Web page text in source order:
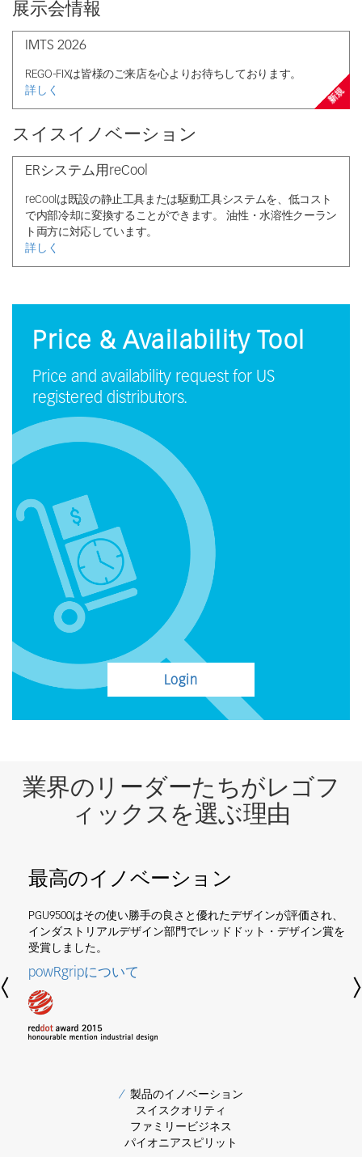
展示会情報
IMTS 2026
REGO-FIXは皆様のご来店を心よりお待ちしております。
詳しく
新規
スイスイノベーション
ERシステム用reCool
reCoolは既設の静止工具または駆動工具システムを、低コスト
で内部冷却に変換することができます。 油性・水溶性クーラン
ト両方に対応しています。
詳しく
Price & Availability Tool
Price and availability request for US
registered distributors.
Login
業界のリーダーたちがレゴフ
ィックスを選ぶ理由
最高のイノベーション
PGU9500はその使い勝手の良さと優れたデザインが評価され、
インダストリアルデザイン部門でレッドドット・デザイン賞を
受賞しました。
powRgripについて
Previous
製品のイノベーション
スイスクオリティ
ファミリービジネス
パイオニアスピリット